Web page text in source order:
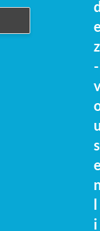
d
e
z
-
u
s
e
i